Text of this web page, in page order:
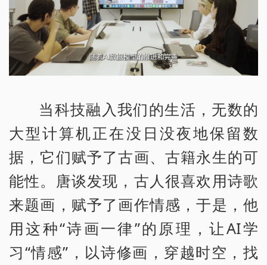
当科技融入我们的生活，无数的
大型计算机正在没日没夜地保留数
据，它们赋予了古画、古籍永生的可
能性。唐谈发现，古人很喜欢用诗歌
来题画，赋予了画作情感，于是，他
用这种“诗画一律”的原理，让AI学
习“情感”，以诗修画，穿越时空，找